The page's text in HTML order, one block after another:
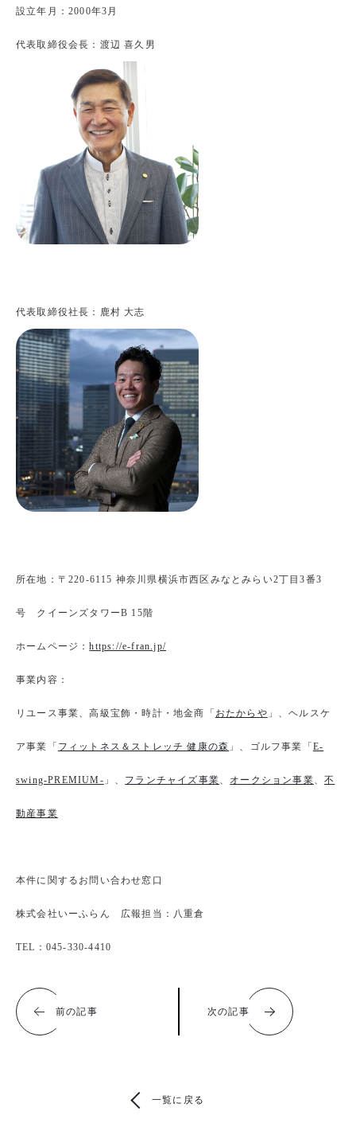
設立年月：2000年3月
代表取締役会長：渡辺 喜久男
代表取締役社長：鹿村 大志
所在地：〒220-6115 神奈川県横浜市西区みなとみらい2丁目3番3
号 クイーンズタワーB 15階
ホームページ：https://e-fran.jp/
事業内容：
リユース事業、高級宝飾・時計・地金商「 おたからや 」、ヘルスケ
ア事業「 フィットネス＆ストレッチ 健康の森 」、ゴルフ事業「 E-
swing-PREMIUM- 」、 フランチャイズ事業、 オークション事業、不
動産事業
本件に関するお問い合わせ窓口
株式会社いーふらん 広報担当：八重倉
TEL：045-330-4410
前の記事 次の記事
一覧に戻る